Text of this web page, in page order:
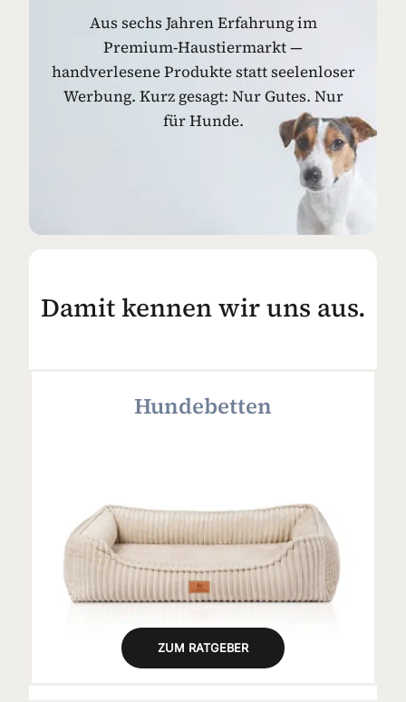
Aus sechs Jahren Erfahrung im
Premium-Haustiermarkt —
handverlesene Produkte statt seelenloser
Werbung. Kurz gesagt: Nur Gutes. Nur
für Hunde.
Damit kennen wir uns aus.
Hundebetten
ZUM RATGEBER